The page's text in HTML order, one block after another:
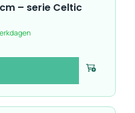
– serie Celtic
Voeg toe